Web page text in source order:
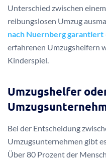
Unterschied zwischen
reibungslosen Umzug
nach Nuernberg garantiert
erfahrenen Umzugshelfern
Kinderspiel.
Umzugshelfer
Bei der Entscheidung
Umzugsunternehmen gibt
Über 80 Prozent der